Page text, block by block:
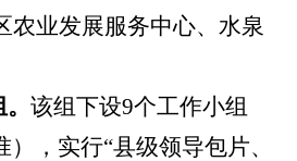
农业发展服务中心、水泉
该组下设9个工作小组
），实行“县级领导包片、